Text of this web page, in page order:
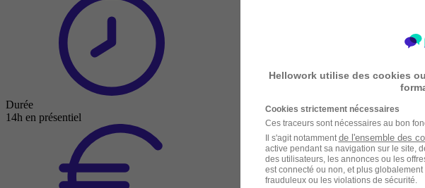
Durée
14h en présentiel
Hellowork utilise des cookies
Cookies strictement nécessaires
Ces traceurs sont nécessaires au bon
Il s'agit notamment de l'ensemble des
active pendant sa navigation sur le site,
des utilisateurs, les annonces ou les
est connecté ou non, et plus
frauduleux ou les violations de sécurité.